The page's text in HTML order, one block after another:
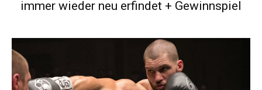
immer wieder neu erfindet + Gewinnspiel